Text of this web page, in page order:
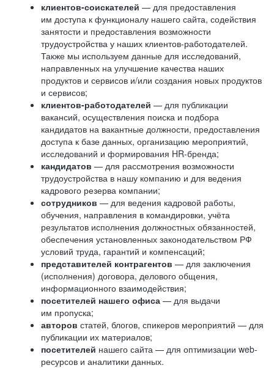
клиентов-соискателей — для предоставления
им доступа к функционалу нашего сайта, содействия
занятости и предоставления возможности
трудоустройства у наших клиентов-работодателей.
Также мы используем данные для исследований,
направленных на улучшение качества наших
продуктов и сервисов и/или создания новых продуктов
и сервисов;
клиентов-работодателей — для публикации
вакансий, осуществления поиска и подбора
кандидатов на вакантные должности, предоставления
доступа к базе данных, организацию мероприятий,
исследований и формирования HR-бренда;
кандидатов — для рассмотрения возможности
трудоустройства в нашу компанию и для ведения
кадрового резерва компании;
сотрудников — для ведения кадровой работы,
обучения, направления в командировки, учёта
результатов исполнения должностных обязанностей,
обеспечения установленных законодательством РФ
условий труда, гарантий и компенсаций;
представителей контрагентов — для заключения
(исполнения) договора, делового общения,
информационного взаимодействия;
посетителей нашего офиса — для выдачи
им пропуска;
авторов статей, блогов, спикеров мероприятий — для
публикации их материалов;
посетителей нашего сайта — для оптимизации web-
ресурсов и аналитики данных.